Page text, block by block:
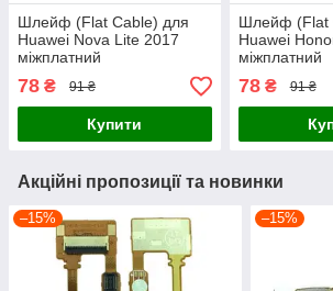
Шлейф (Flat Cable) для
Huawei Nova Lite 2017
міжплатний
78 ₴ 91 ₴
Купити
Шлейф (Flat
Huawei
міжплатний
78₴ 91 ₴
Акційні пропозиції та новинки
–15% –15%